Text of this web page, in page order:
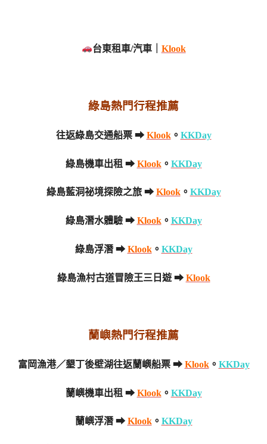
台東租車/汽車｜ Klook
綠島熱門行程推薦
往返綠島交通船票 ➡ Klook。 KKDay
綠島機車出租 ➡ Klook。 KKDay
綠島藍洞祕境探險之旅 ➡ Klook。 KKDay
綠島潛水體驗 ➡ Klook。 KKDay
綠島浮潛 ➡ Klook。 KKDay
綠島漁村古道冒險王三日遊 ➡ Klook
蘭嶼熱門行程推薦
富岡漁港／墾丁後壁湖往返蘭嶼船票 ➡ Klook。 KKDay
蘭嶼機車出租 ➡ Klook。 KKDay
蘭嶼浮潛 ➡ Klook。 KKDay